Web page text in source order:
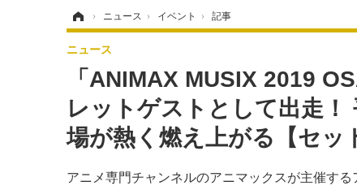
› ニュース › イベント › 記事
「ANIMAX MUSIX 2019
レットゲストとして出走
場が熱く燃え上がる【セッ
アニメ専門チャンネルのアニマックスが主催す
ニュース